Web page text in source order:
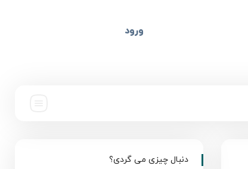
ورود
دنبال چیزی می گردی؟